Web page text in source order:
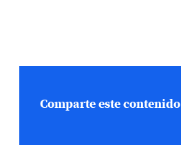
Comparte este contenido